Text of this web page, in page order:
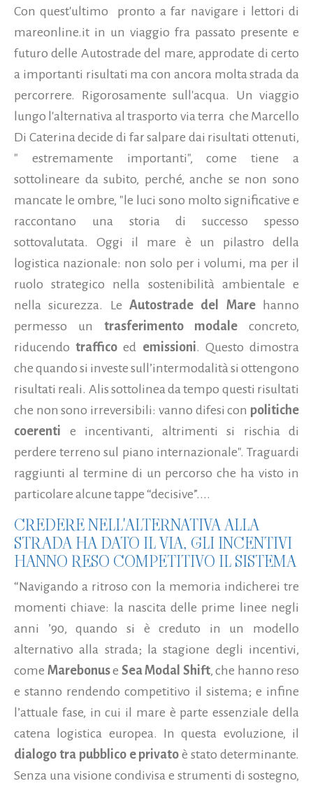
Con quest'ultimo pronto a far navigare i lettori di
mareonline.it in un viaggio fra passato presente e
futuro delle Autostrade del mare, approdate di certo
a importanti risultati ma con ancora molta strada da
percorrere. Rigorosamente sull'acqua. Un viaggio
lungo l'alternativa al trasporto via terra che Marcello
Di Caterina decide di far salpare dai risultati ottenuti,
" estremamente importanti", come tiene a
sottolineare da subito, perché, anche se non sono
mancate le ombre, "le luci sono molto significative e
raccontano una storia di successo spesso
sottovalutata. Oggi il mare è un pilastro della
logistica nazionale: non solo per i volumi, ma per il
ruolo strategico nella sostenibilità ambientale e
nella sicurezza. Le Autostrade del Marehanno
permesso un trasferimento modale concreto,
riducendo traffico ed emissioni. Questo dimostra
che quando si investe sull’intermodalità si ottengono
risultati reali. Alis sottolinea da tempo questi risultati
che non sono irreversibili: vanno difesi con politiche
coerenti e incentivanti, altrimenti si rischia di
perdere terreno sul piano internazionale". Traguardi
raggiunti al termine di un percorso che ha visto in
particolare alcune tappe “decisive”....
CREDERE NELL'ALTERNATIVA ALLA
STRADA HA DATO IL VIA, GLI INCENTIVI
HANNO RESO COMPETITIVO IL SISTEMA
“Navigando a ritroso con la memoria indicherei tre
momenti chiave: la nascita delle prime linee negli
anni ’90, quando si è creduto in un modello
alternativo alla strada; la stagione degli incentivi,
come Marebonuse Sea Modal Shift, che hanno reso
e stanno rendendo competitivo il sistema; e infine
l’attuale fase, in cui il mare è parte essenziale della
catena logistica europea. In questa evoluzione, il
dialogo tra pubblico e privato è stato determinante.
Senza una visione condivisa e strumenti di sostegno,